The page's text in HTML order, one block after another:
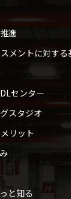
進
メントに対する
センター
スタジオ
リット
と知る